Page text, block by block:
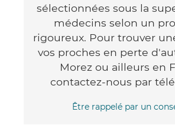
sélectionnées sous la
médecins selon un
rigoureux. Pour trouver
vos proches en perte
Morez ou ailleurs en
contactez-nous par
Être rappelé par un